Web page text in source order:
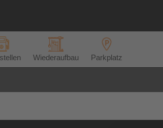
Wiederaufbau Parkplatz